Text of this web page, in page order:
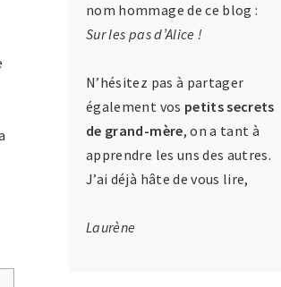
nom hommage de ce blog :
Sur les pas d’Alice !
N’hésitez pas à partager
également vos petits secrets
de grand-mère, on a tant à
apprendre les uns des autres.
J’ai déjà hâte de vous lire,
Laurène